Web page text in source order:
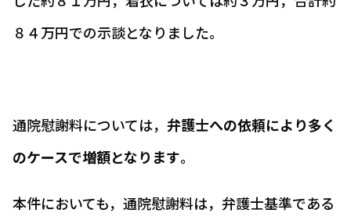
８４万円での示談となりました。
通院慰謝料については， 弁護士への依頼により多く
のケースで増額となります。
本件においても，通院慰謝料は，弁護士基準である